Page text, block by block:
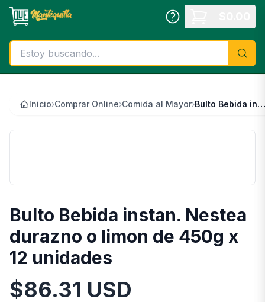
Saltar al contenido principal
Inicio›Comprar Online›Comida al Mayor› Bulto Bebida instan. Nestea durazno o limon de 450g x 12 unidades
Bulto Bebida instan. Nestea
durazno o limon de 450g x
12 unidades
Información del Producto
$86.31 USD